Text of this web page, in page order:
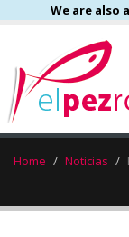
We are also
Home Noticias